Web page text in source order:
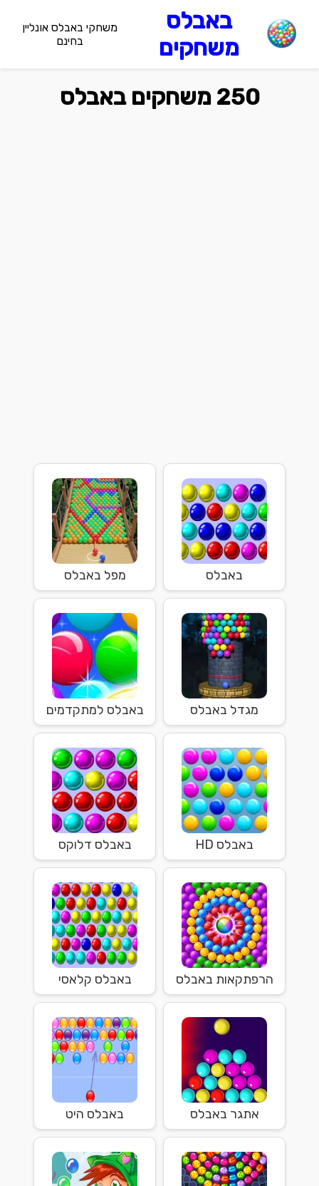
באבלס
משחקים
משחקי באבלס אונליין
בחינם
250 משחקים באבלס
באבלס מפל באבלס
מגדל באבלס באבלס למתקדמים
באבלס HD באבלס דלוקס
הרפתקאות באבלס באבלס קלאסי
אתגר באבלס באבלס היט